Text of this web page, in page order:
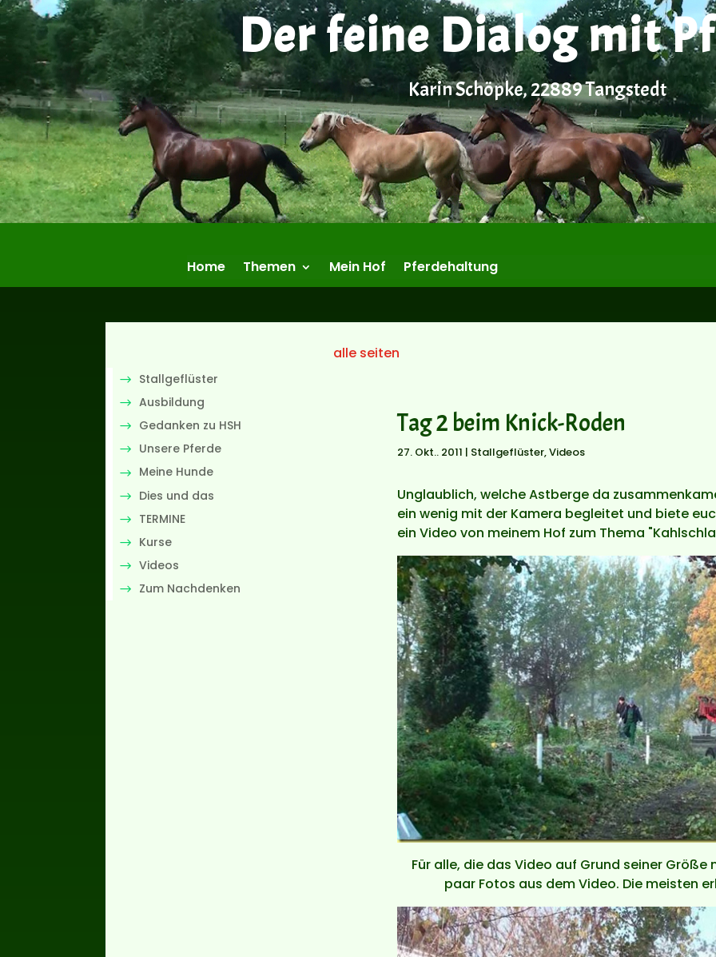
Der feine Dialog mit
Karin Schöpke, 22889 Tangstedt
Home Themen Mein Hof Pferdehaltung
Stallgeflüster
Ausbildung
Gedanken zu HSH
Unsere Pferde
Meine Hunde
Dies und das
TERMINE
Kurse
Videos
Zum Nachdenken
alle seiten
Tag 2 beim Knick-Roden
27. Okt.. 2011 | Stallgeflüster,Videos
Unglaublich, welche Astberge da
ein wenig mit der Kamera begleitet und biete
ein Video von meinem Hof zum Thema
Für alle, die das Video auf Grund seiner Größe
paar Fotos aus dem Video. Die meisten